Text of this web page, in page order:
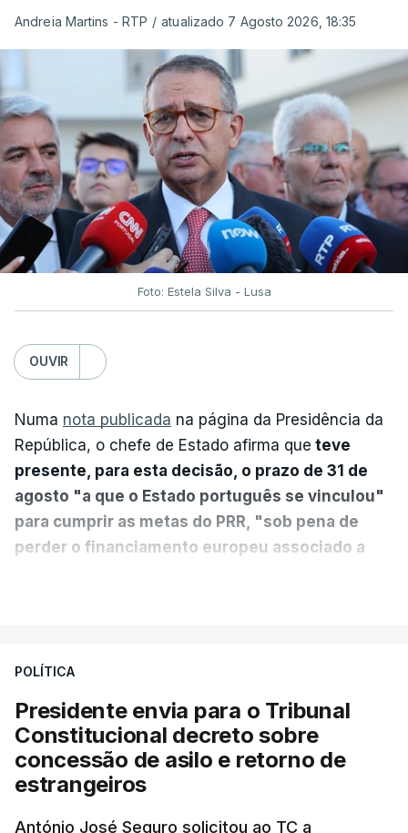
Andreia Martins - RTP / atualizado 7 Agosto 2026, 18:35
Foto: Estela Silva - Lusa
OUVIR
Numa nota publicada na página da Presidência da
República, o chefe de Estado afirma que teve
presente, para esta decisão, o prazo de 31 de
agosto "a que o Estado português se vinculou"
para cumprir as metas do PRR, "sob pena de
perder o financiamento europeu associado a
sistema mais simples, mais justo e transparente".
"Sempre que seja possível reduzir burocracias,
eliminar sobreposições e garantir que os apoios
chegam a quem mais necessita, estaremos a dar
um passo na direção certa", argumenta o
Presidente da República.
POLÍTICA
Presidente envia para o Tribunal
Constitucional decreto sobre
concessão de asilo e retorno de
estrangeiros
António José Seguro solicitou ao TC a